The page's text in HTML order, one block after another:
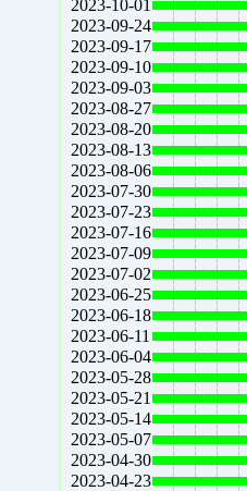
2023-10-01
2023-09-24
2023-09-17
2023-09-10
2023-09-03
2023-08-27
2023-08-20
2023-08-13
2023-08-06
2023-07-30
2023-07-23
2023-07-16
2023-07-09
2023-07-02
2023-06-25
2023-06-18
2023-06-11
2023-06-04
2023-05-28
2023-05-21
2023-05-14
2023-05-07
2023-04-30
2023-04-23